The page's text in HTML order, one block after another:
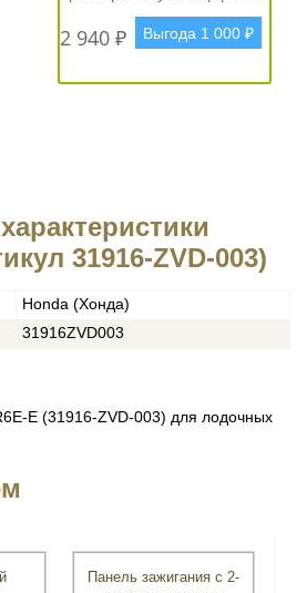
2 940 ₽ Выгода 1 000 ₽
31916-ZVD-003)
Honda (Хонда)
31916ZVD003
E (31916-ZVD-003) для лодочных
Панель зажигания с 2-